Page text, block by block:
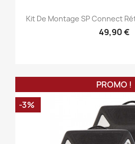
Kit De Montage SP Connect
49,90 €
PROMO !
-3%